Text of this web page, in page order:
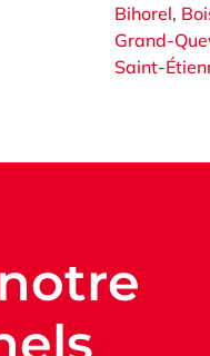
Bihorel,
Grand-
Saint-